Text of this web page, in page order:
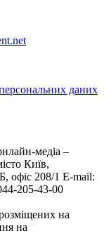
даних
медіа –
Київ,
208/1 E-mail:
205-43-00
на
на